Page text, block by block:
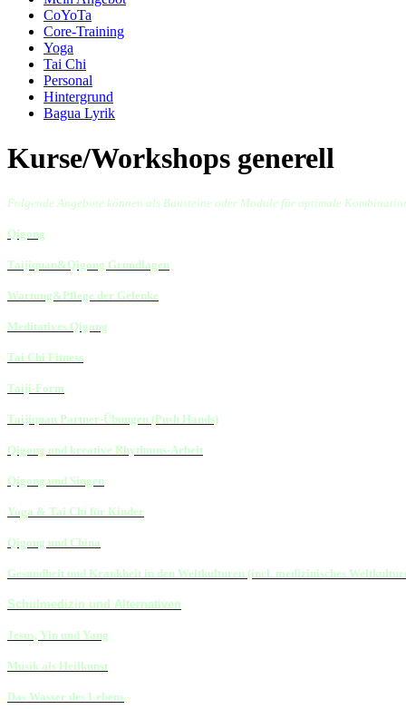
CoYoTa
Core-Training
Yoga
Tai Chi
Personal
Hintergrund
Bagua Lyrik
Kurse/Workshops generell
Folgende Angebote können als Bausteine oder Module für optimale
Qigong
Taijiquan&Qigong Grundlagen
Wartung&Pflege der Gelenke
Meditatives Qigong
Tai Chi Fitness
Taiji-Form
Taijiquan Partner-Übungen (Push Hands)
Qigong und kreative Rhythmus-Arbeit
Qigong und Singen
Yoga & Tai Chi für Kinder
Qigong und China
Gesundheit und Krankheit in den Weltkulturen (incl. medizinisches
Schulmedizin und Alternativen
Jesus, Yin und Yang
Musik als Heilkunst
Das Wasser des Lebens